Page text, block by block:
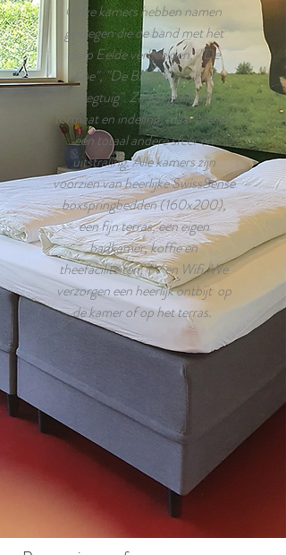
Onze kamers hebben namen
gekregen die de band met het
dorp Eelde verbeelden, "De
Koe", "De Bloem" en "Het
Vliegtuig". Ze zijn gelijk van
formaat en indeling, maar bieden
een totaal andere sfeer en
uitstraling. Alle kamers zijn
voorzien van heerlijke SwissSense
boxspringbedden (160x200),
een fijn terras, een eigen
badkamer, koffie en
theefaciliteiten, TV en Wifi. We
verzorgen een heerlijk ontbijt op
de kamer of op het terras.